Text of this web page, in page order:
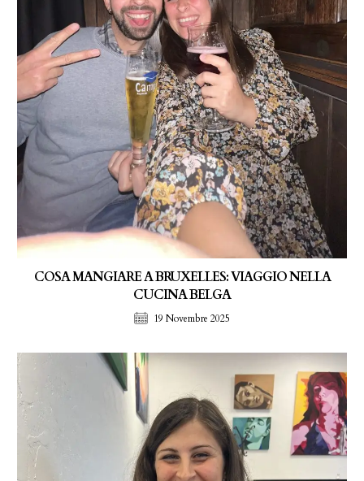
COSA MANGIARE A BRUXELLES: VIAGGIO NELLA
CUCINA BELGA
19 Novembre 2025